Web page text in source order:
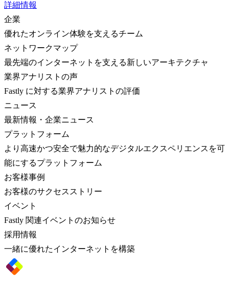
詳細情報
企業
優れたオンライン体験を支えるチーム
ネットワークマップ
最先端のインターネットを支える新しいアーキテクチャ
業界アナリストの声
Fastly に対する業界アナリストの評価
ニュース
最新情報・企業ニュース
プラットフォーム
より高速かつ安全で魅力的なデジタルエクスペリエンスを可
能にするプラットフォーム
お客様事例
お客様のサクセスストリー
イベント
Fastly 関連イベントのお知らせ
採用情報
一緒に優れたインターネットを構築